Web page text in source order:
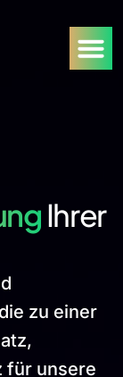
Ihrer
zu einer
für unsere